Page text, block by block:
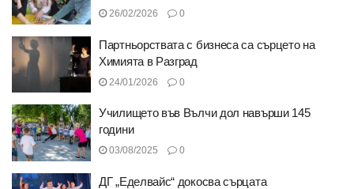
26/02/2026 0
Партньорствата с бизнеса са сърцето на
Химията в Разград
24/01/2026 0
Училището във Вълчи дол навърши 145
години
03/08/2025 0
ДГ „Еделвайс“ докосва сърцата